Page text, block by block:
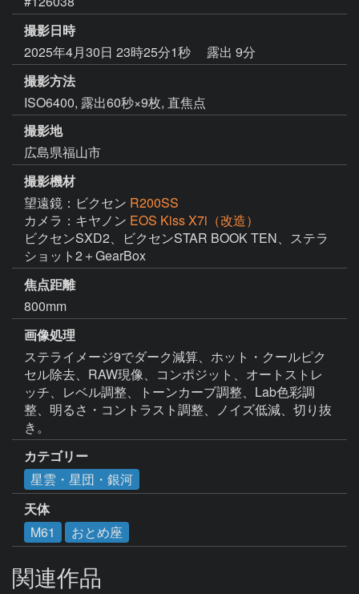
撮影日時
2025年4月30日 23時25分1秒
露出 9分
撮影方法
ISO6400, 露出60秒×9枚, 直焦点
撮影地
広島県福山市
撮影機材
望遠鏡：ビクセン R200SS
カメラ：キヤノン EOS Kiss X7i（改造）
ビクセンSXD2、ビクセンSTAR BOOK TEN、ステラ
ショット2＋GearBox
焦点距離
800mm
画像処理
ステライメージ9でダーク減算、ホット・クールピク
セル除去、RAW現像、コンポジット、オートストレ
ッチ、レベル調整、トーンカーブ調整、Lab色彩調
整、明るさ・コントラスト調整、ノイズ低減、切り抜
き。
カテゴリー
星雲・星団・銀河
天体
M61
おとめ座
関連作品